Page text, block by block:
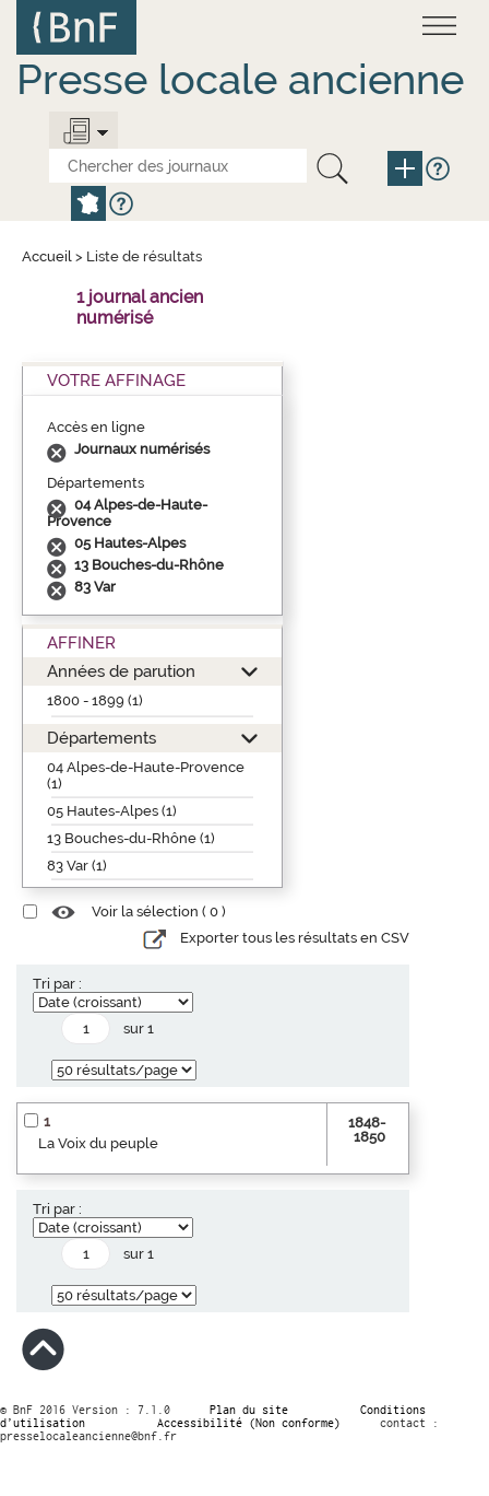
contenu
principal
Presse locale ancienne
Accueil > Liste de résultats
1 journal ancien
numérisé
VOTRE AFFINAGE
Accès en ligne
Journaux numérisés
Départements
04 Alpes-de-Haute-
Provence
05 Hautes-Alpes
13 Bouches-du-Rhône
83 Var
AFFINER
Années de parution
1800 - 1899 (1)
Départements
04 Alpes-de-Haute-Provence
(1)
05 Hautes-Alpes (1)
13 Bouches-du-Rhône (1)
83 Var (1)
Voir la sélection ( 0 )
Exporter tous les résultats en CSV
Tri par :
sur 1
1
La Voix du peuple
1848-
1850
Tri par :
sur 1
© BnF 2016 Version : 7.1.0 Plan du site
Conditions
d’utilisation
Accessibilité (Non conforme)
contact :
presselocaleancienne@bnf.fr
Panneau de gestion des cookies